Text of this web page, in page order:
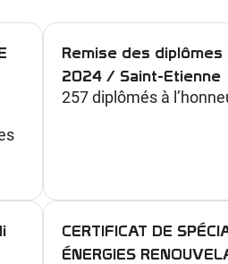
Remise des diplômes
2024 / Saint-Etienne
257 diplômés à
CERTIFICAT DE
ÉNERGIES